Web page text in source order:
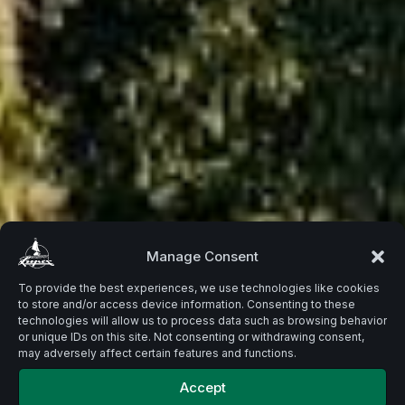
Manage Consent
To provide the best experiences, we use technologies like cookies
to store and/or access device information. Consenting to these
technologies will allow us to process data such as browsing behavior
or unique IDs on this site. Not consenting or withdrawing consent,
may adversely affect certain features and functions.
Accept
Beste
Zutaten.